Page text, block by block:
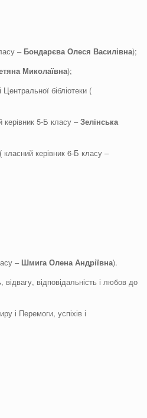
– БондарєваОлеся Василівна);
Миколаївна);
бібліотеки (
керівник 5-Б класу –Зелінська
класний керівник 6-Б класу –
– Шмига Олена Андріївна).
відповідальність і любов до
і Перемоги, успіхів і